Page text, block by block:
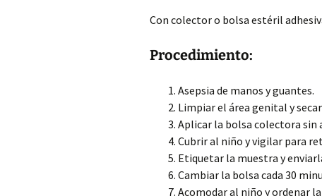
Con colector o bolsa estéril
Procedimiento:
Asepsia de manos y guantes.
Limpiar el área genital y
Aplicar la bolsa colectora sin
Cubrir al niño y vigilar para
Etiquetar la muestra y
Cambiar la bolsa cada 30
Acomodar al niño y ordenar